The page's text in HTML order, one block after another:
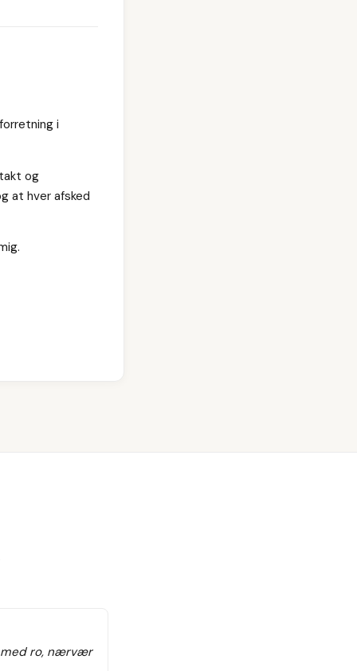
i
og
at hver afsked
med ro, nærvær